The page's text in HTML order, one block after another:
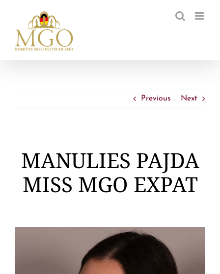
springen
Previous Next
MANULIES PAJDA
MISS MGO EXPAT